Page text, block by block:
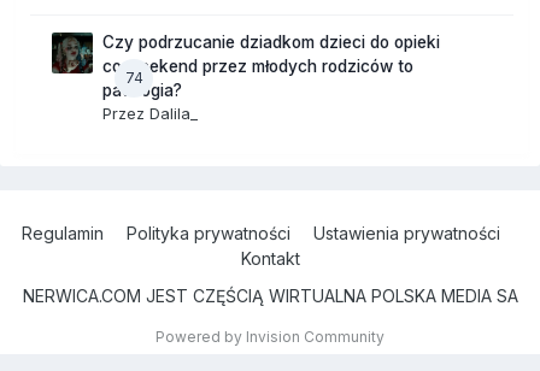
74
Czy podrzucanie dziadkom dzieci do opieki
co weekend przez młodych rodziców to
patologia?
Przez Dalila_
Regulamin Polityka prywatności
Ustawienia prywatności
Kontakt
NERWICA.COM JEST CZĘŚCIĄ WIRTUALNA POLSKA MEDIA SA
Powered by Invision Community